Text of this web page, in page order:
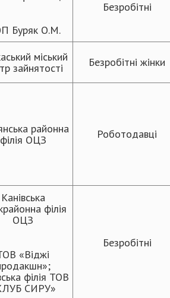
Буряк О.М.
Безробітні
міський
зайнятості
Безробітні жінки
районна
філія ОЦЗ
Роботодавці
Канівська
філія
ОЦЗ
«Віджі
філія ТОВ
СИРУ»
Безробітні